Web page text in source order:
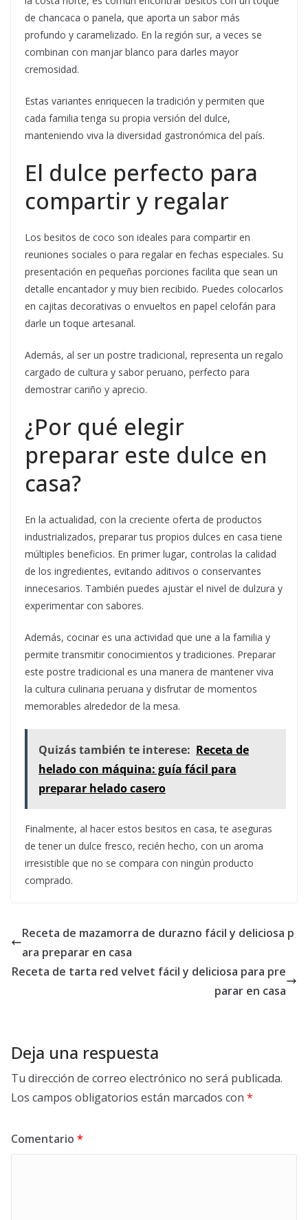
de chancaca o panela, que aporta un sabor más
profundo y caramelizado. En la región sur, a veces se
combinan con manjar blanco para darles mayor
cremosidad.
Estas variantes enriquecen la tradición y permiten que
cada familia tenga su propia versión del dulce,
manteniendo viva la diversidad gastronómica del país.
El dulce perfecto para
compartir y regalar
Los besitos de coco son ideales para compartir en
reuniones sociales o para regalar en fechas especiales. Su
presentación en pequeñas porciones facilita que sean un
detalle encantador y muy bien recibido. Puedes colocarlos
en cajitas decorativas o envueltos en papel celofán para
darle un toque artesanal.
Además, al ser un postre tradicional, representa un regalo
cargado de cultura y sabor peruano, perfecto para
demostrar cariño y aprecio.
¿Por qué elegir
preparar este dulce en
casa?
En la actualidad, con la creciente oferta de productos
industrializados, preparar tus propios dulces en casa tiene
múltiples beneficios. En primer lugar, controlas la calidad
de los ingredientes, evitando aditivos o conservantes
innecesarios. También puedes ajustar el nivel de dulzura y
experimentar con sabores.
Además, cocinar es una actividad que une a la familia y
permite transmitir conocimientos y tradiciones. Preparar
este postre tradicional es una manera de mantener viva
la cultura culinaria peruana y disfrutar de momentos
memorables alrededor de la mesa.
Quizás también te interese: Receta de
helado con máquina: guía fácil para
preparar helado casero
Finalmente, al hacer estos besitos en casa, te aseguras
de tener un dulce fresco, recién hecho, con un aroma
irresistible que no se compara con ningún producto
comprado.
Receta de mazamorra de durazno fácil y deliciosa p
ara preparar en casa
Receta de tarta red velvet fácil y deliciosa para pre
parar en casa
Deja una respuesta
Tu dirección de correo electrónico no será publicada.
Los campos obligatorios están marcados con *
Comentario *